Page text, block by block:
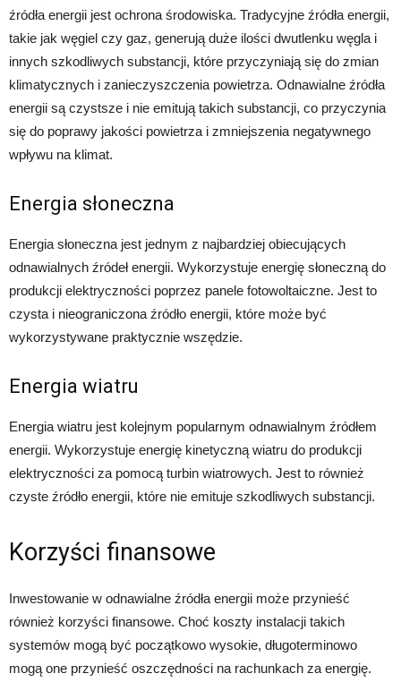
źródła energii jest ochrona środowiska. Tradycyjne źródła energii,
takie jak węgiel czy gaz, generują duże ilości dwutlenku węgla i
innych szkodliwych substancji, które przyczyniają się do zmian
klimatycznych i zanieczyszczenia powietrza. Odnawialne źródła
energii są czystsze i nie emitują takich substancji, co przyczynia
się do poprawy jakości powietrza i zmniejszenia negatywnego
wpływu na klimat.
Energia słoneczna
Energia słoneczna jest jednym z najbardziej obiecujących
odnawialnych źródeł energii. Wykorzystuje energię słoneczną do
produkcji elektryczności poprzez panele fotowoltaiczne. Jest to
czysta i nieograniczona źródło energii, które może być
wykorzystywane praktycznie wszędzie.
Energia wiatru
Energia wiatru jest kolejnym popularnym odnawialnym źródłem
energii. Wykorzystuje energię kinetyczną wiatru do produkcji
elektryczności za pomocą turbin wiatrowych. Jest to również
czyste źródło energii, które nie emituje szkodliwych substancji.
Korzyści finansowe
Inwestowanie w odnawialne źródła energii może przynieść
również korzyści finansowe. Choć koszty instalacji takich
systemów mogą być początkowo wysokie, długoterminowo
mogą one przynieść oszczędności na rachunkach za energię.